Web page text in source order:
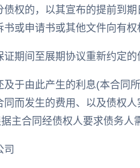
权的，以其宣布的提前到
或申请书或其他文件向有权
期间至展期协议重新约定的
于由此产生的利息(本合同
而发生的费用、以及债权
主合同经债权人要求债务人
司